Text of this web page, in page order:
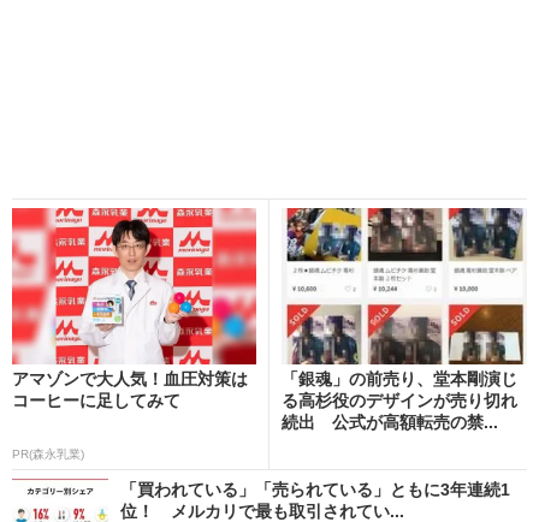
アマゾンで大人気！血圧対策は
コーヒーに足してみて
PR(森永乳業)
「銀魂」の前売り、堂本剛演じ
る高杉役のデザインが売り切れ
続出 公式が高額転売の禁...
「買われている」「売られている」ともに3年連続1
位！ メルカリで最も取引されてい...